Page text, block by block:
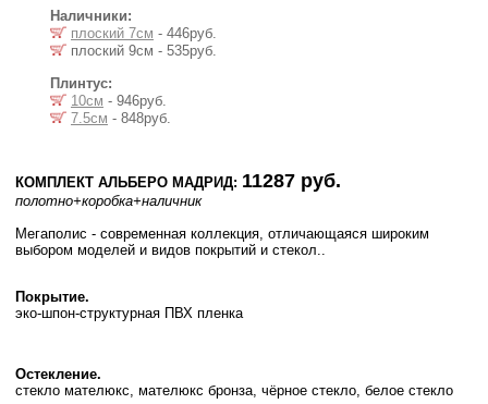
Наличники:
плоский 7см - 446руб.
плоский 9см - 535руб.
Плинтус:
10см - 946руб.
7.5см - 848руб.
КОМПЛЕКТ АЛЬБЕРО МАДРИД: 11287 руб.
полотно+коробка+наличник
Мегаполис - современная коллекция, отличающаяся широким
выбором моделей и видов покрытий и стекол..
Покрытие.
эко-шпон-структурная ПВХ пленка
Остекление.
стекло мателюкс, мателюкс бронза, чёрное стекло, белое стекло